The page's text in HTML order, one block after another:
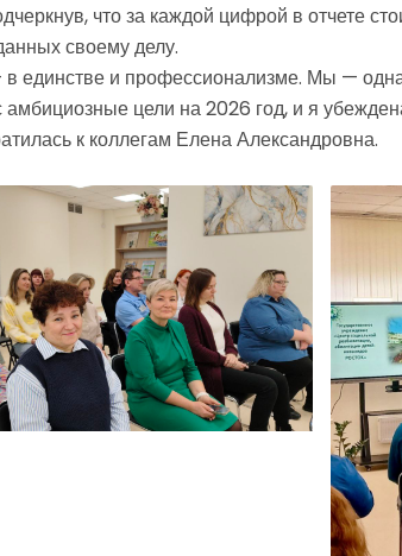
что за каждой цифрой в отчете
своему делу.
единстве и профессионализме. Мы —
амбициозные цели на 2026 год, и я
к коллегам Елена Александровна.